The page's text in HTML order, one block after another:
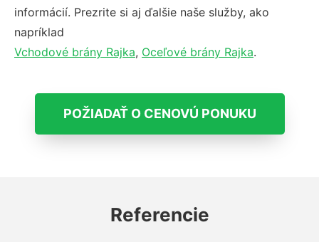
informácií. Prezrite si aj ďalšie naše služby, ako
napríklad
Vchodové brány Rajka, Oceľové brány Rajka.
POŽIADAŤ O CENOVÚ PONUKU
Referencie